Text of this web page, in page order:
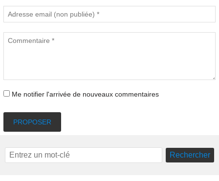
Me notifier l'arrivée de nouveaux commentaires
PROPOSER
Rechercher